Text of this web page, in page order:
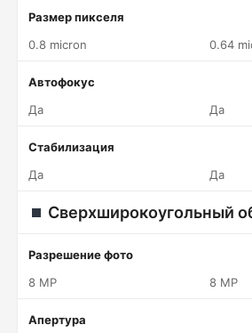
Размер пикселя
0.8 micron
0.64
Автофокус
Да
Да
Стабилизация
Да
Да
Сверхширокоугольный
Разрешение фото
8 MP
8 MP
Апертура